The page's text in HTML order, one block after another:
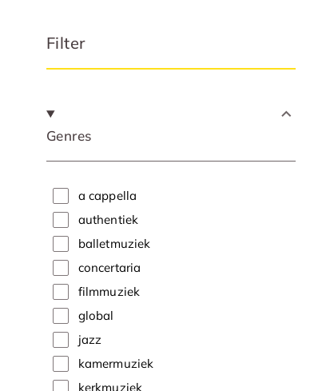
Filter
Genres
a cappella
authentiek
balletmuziek
concertaria
filmmuziek
global
jazz
kamermuziek
kerkmuziek